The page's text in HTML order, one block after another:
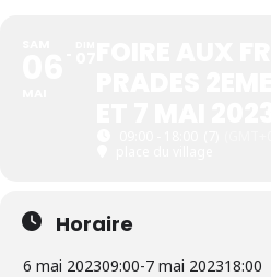
Horaire
6 mai 202309:00-7 mai 202318:00